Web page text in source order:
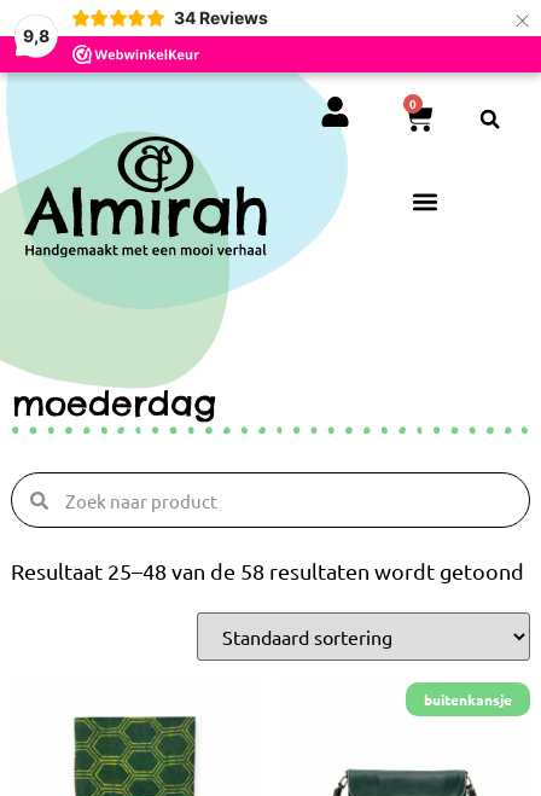
9,8
34 Reviews ×
0
moederdag
Resultaat 25–48 van de 58 resultaten wordt getoond